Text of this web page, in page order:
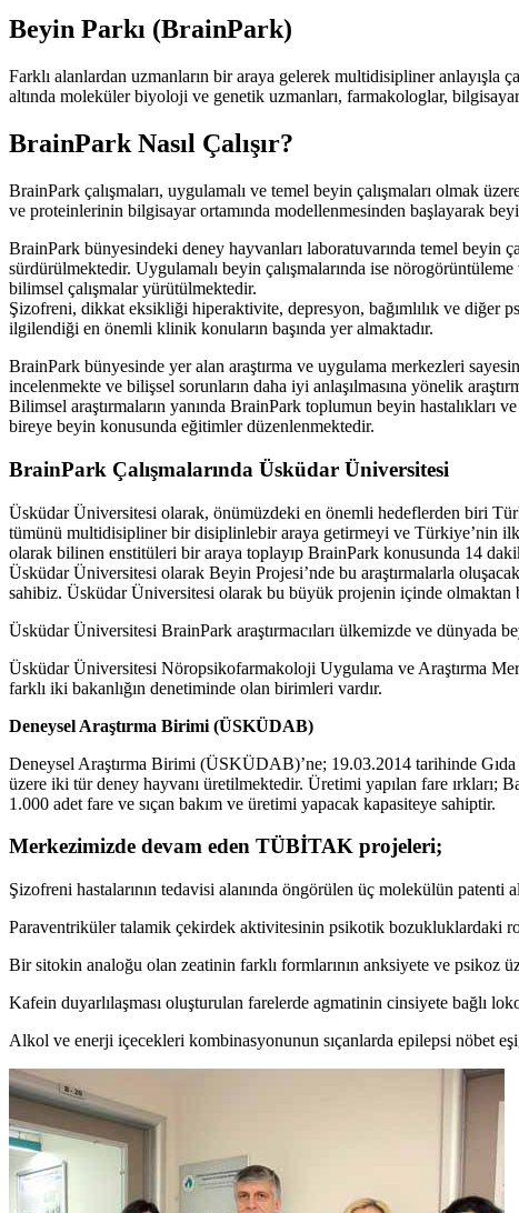
Beyin Parkı (BrainPark)
Farklı alanlardan uzmanların bir araya gelerek multidisipliner anlayışla
altında moleküler biyoloji ve genetik uzmanları, farmakologlar,
BrainPark Nasıl Çalışır?
BrainPark çalışmaları, uygulamalı ve temel beyin çalışmaları olmak
ve proteinlerinin bilgisayar ortamında modellenmesinden başlayarak
BrainPark bünyesindeki deney hayvanları laboratuvarında temel beyin
sürdürülmektedir. Uygulamalı beyin çalışmalarında ise
bilimsel çalışmalar yürütülmektedir.
Şizofreni, dikkat eksikliği hiperaktivite, depresyon, bağımlılık ve diğer
ilgilendiği en önemli klinik konuların başında yer almaktadır.
BrainPark bünyesinde yer alan araştırma ve uygulama merkezleri
incelenmekte ve bilişsel sorunların daha iyi anlaşılmasına yönelik
Bilimsel araştırmaların yanında BrainPark toplumun beyin
bireye beyin konusunda eğitimler düzenlenmektedir.
BrainPark Çalışmalarında Üsküdar Üniversitesi
Üsküdar Üniversitesi olarak, önümüzdeki en önemli hedeflerden biri
tümünü multidisipliner bir disiplinlebir araya getirmeyi ve Türkiye’nin
olarak bilinen enstitüleri bir araya toplayıp BrainPark konusunda 14
Üsküdar Üniversitesi olarak Beyin Projesi’nde bu araştırmalarla
sahibiz. Üsküdar Üniversitesi olarak bu büyük projenin içinde
Üsküdar Üniversitesi BrainPark araştırmacıları ülkemizde ve dünyada
Üsküdar Üniversitesi Nöropsikofarmakoloji Uygulama ve Araştırma
farklı iki bakanlığın denetiminde olan birimleri vardır.
Deneysel Araştırma Birimi (ÜSKÜDAB)
Deneysel Araştırma Birimi (ÜSKÜDAB)’ne; 19.03.2014 tarihinde
üzere iki tür deney hayvanı üretilmektedir. Üretimi yapılan fare ırkları;
1.000 adet fare ve sıçan bakım ve üretimi yapacak kapasiteye sahiptir.
Merkezimizde devam eden TÜBİTAK projeleri;
Şizofreni hastalarının tedavisi alanında öngörülen üç molekülün patenti
Paraventriküler talamik çekirdek aktivitesinin psikotik bozukluklardaki
Bir sitokin analoğu olan zeatinin farklı formlarının anksiyete ve psikoz
Kafein duyarlılaşması oluşturulan farelerde agmatinin cinsiyete bağlı
Alkol ve enerji içecekleri kombinasyonunun sıçanlarda epilepsi nöbet